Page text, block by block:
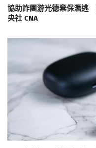
協助詐團游光德棄保潛逃
央社 CNA